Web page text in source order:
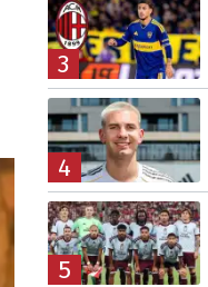
3
4
5